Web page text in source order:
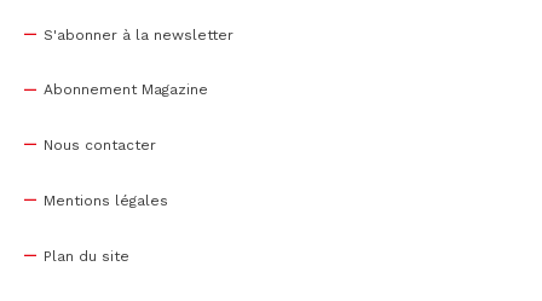
S'abonner à la newsletter
Abonnement Magazine
Nous contacter
Mentions légales
Plan du site